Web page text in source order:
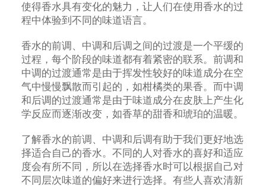
使得香水具有变化的魅力，让人们在使用香水的过
程中体验到不同的味道语言。
香水的前调、中调和后调之间的过渡是一个平缓的
过程，每个阶段的味道都有着紧密的联系。前调和
中调的过渡通常是由于挥发性较好的味道成分在空
气中慢慢飘散而引起的，如柑橘类的果香。而中调
和后调的过渡通常是由于味道成分在皮肤上产生化
学反应而逐渐改变，如香草的甜香和琥珀的温暖。
了解香水的前调、中调和后调有助于我们更好地选
择适合自己的香水。不同的人对香水的喜好和适应
度会有所不同，所以在选择香水时可以根据自己对
不同层次味道的偏好来进行选择。有些人喜欢清新